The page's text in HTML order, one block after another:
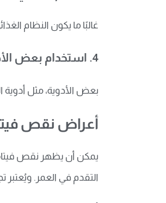
غالبًا ما يكون النظام
4. استخدام بعض
بعض الأدوية، مثل أدوية
أعراض نقص
يمكن أن يظهر نقص
التقدم في العمر.